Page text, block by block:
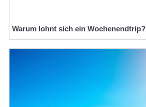
Warum lohnt sich ein Wochenendtrip?